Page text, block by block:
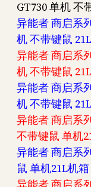
GT730 单机 不
异能者 商启系
机 不带键鼠
异能者 商启系
机 不带键鼠
异能者 商启系
机 不带键鼠
异能者 商启系
不带键鼠 单机
异能者 商启系
鼠 单机21L机